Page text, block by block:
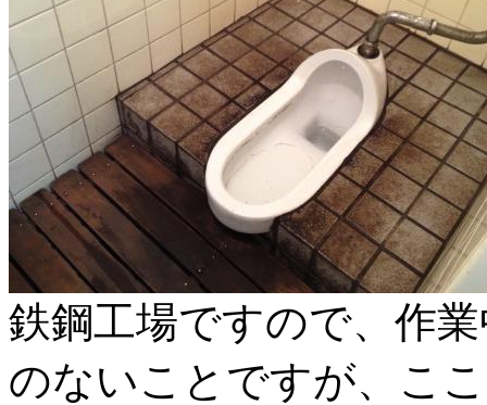
鉄鋼工場ですので、作
のないことですが、こ